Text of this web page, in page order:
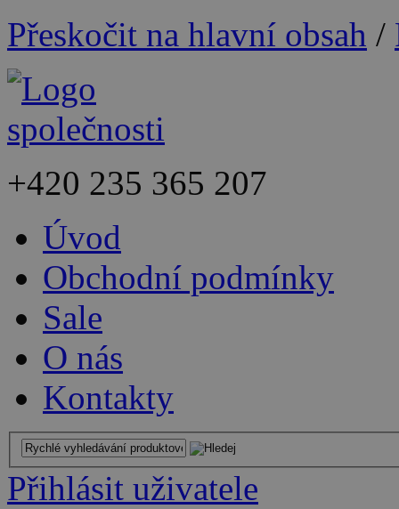
Přeskočit na hlavní obsah /
+420 235 365 207
Úvod
Obchodní podmínky
Sale
O nás
Kontakty
Přihlásit uživatele